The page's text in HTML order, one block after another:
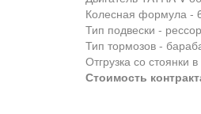
Колесная формула -
Тип подвески -
Тип тормозов -
Отгрузка со стоянки
Стоимость